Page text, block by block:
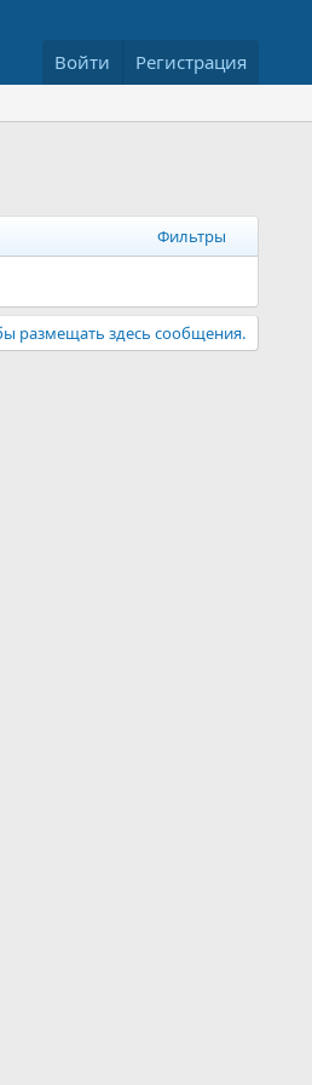
Войти Регистрация
Фильтры
размещать здесь сообщения.